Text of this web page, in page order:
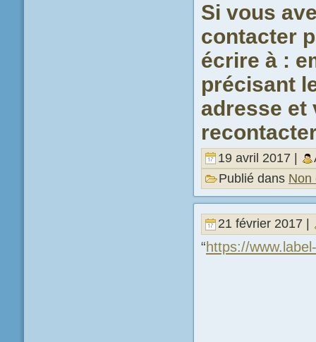
Si vous
contacter
écrire à :
précisant
adresse et
19 avril 2017 |
Publié dans Non
21 février 2017 |
“https://